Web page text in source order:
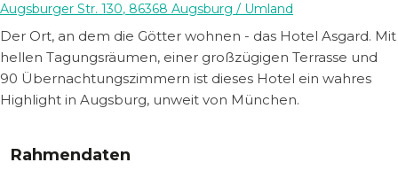
Augsburger Str. 130, 86368 Augsburg / Umland
Der Ort, an dem die Götter wohnen - das Hotel Asgard. Mit
hellen Tagungsräumen, einer großzügigen Terrasse und
90 Übernachtungszimmern ist dieses Hotel ein wahres
Highlight in Augsburg, unweit von München.
Rahmendaten